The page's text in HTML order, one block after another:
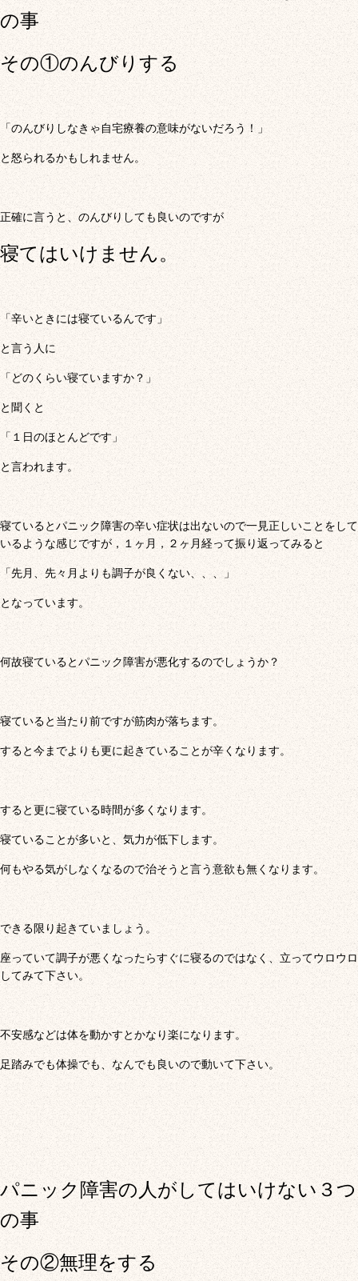
の事
その①のんびりする
「のんびりしなきゃ自宅療養の意味がないだろう！」
と怒られるかもしれません。
正確に言うと、のんびりしても良いのですが
寝てはいけません。
「辛いときには寝ているんです」
と言う人に
「どのくらい寝ていますか？」
と聞くと
「１日のほとんどです」
と言われます。
寝ているとパニック障害の辛い症状は出ないので一見正しいことをして
いるような感じですが，１ヶ月，２ヶ月経って振り返ってみると
「先月、先々月よりも調子が良くない、、、」
となっています。
何故寝ているとパニック障害が悪化するのでしょうか？
寝ていると当たり前ですが筋肉が落ちます。
すると今までよりも更に起きていることが辛くなります。
すると更に寝ている時間が多くなります。
寝ていることが多いと、気力が低下します。
何もやる気がしなくなるので治そうと言う意欲も無くなります。
できる限り起きていましょう。
座っていて調子が悪くなったらすぐに寝るのではなく、立ってウロウロ
してみて下さい。
不安感などは体を動かすとかなり楽になります。
足踏みでも体操でも、なんでも良いので動いて下さい。
パニック障害の人がしてはいけない３つ
の事
その②無理をする